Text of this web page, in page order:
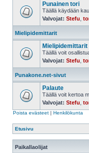
Punainen tori
Täällä käydään
Valvojat: Stefu
Mielipidemittarit
Mielipidemittarit
Täällä voit
Valvojat: Stefu
Punakone.net-sivut
Palaute
Täällä voit kertoa
Valvojat: Stefu
Poista evästeet | Henkilökunta
Etusivu
Paikallaolijat